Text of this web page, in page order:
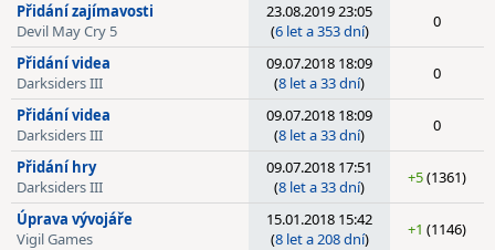
Přidání zajímavosti
Devil May Cry 5
23.08.2019 23:05
(6 let a 353 dní) 0
Přidání videa
Darksiders III
09.07.2018 18:09
(8 let a 33 dní) 0
Přidání videa
Darksiders III
09.07.2018 18:09
(8 let a 33 dní) 0
Přidání hry
Darksiders III
09.07.2018 17:51
(8 let a 33 dní) +5(1361)
Úprava vývojáře
Vigil Games
15.01.2018 15:42
(8 let a 208 dní) +1 (1146)